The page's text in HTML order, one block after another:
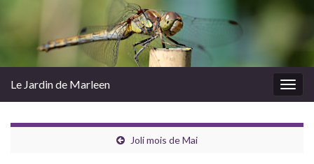
Le Jardin de Marleen
Joli mois de Mai